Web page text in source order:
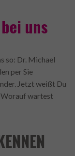
uns
so: Dr. Michael
per Sie
Jetzt weißt Du
Worauf wartest